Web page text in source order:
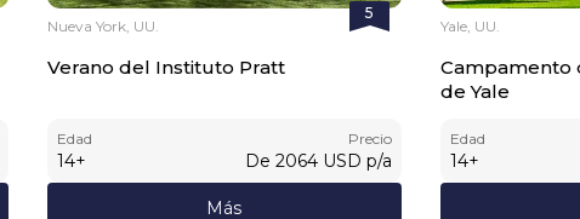
5
Nueva York, UU.
Verano del Instituto Pratt
Edad
14+
Precio
De 2064 USD p/a
Más
Yale, UU.
Campamento
de Yale
Edad
14+